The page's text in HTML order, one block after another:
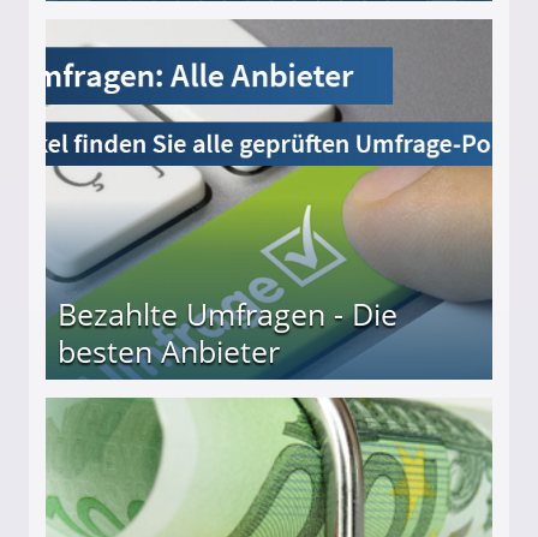
Bezahlte Umfragen - Die
besten Anbieter